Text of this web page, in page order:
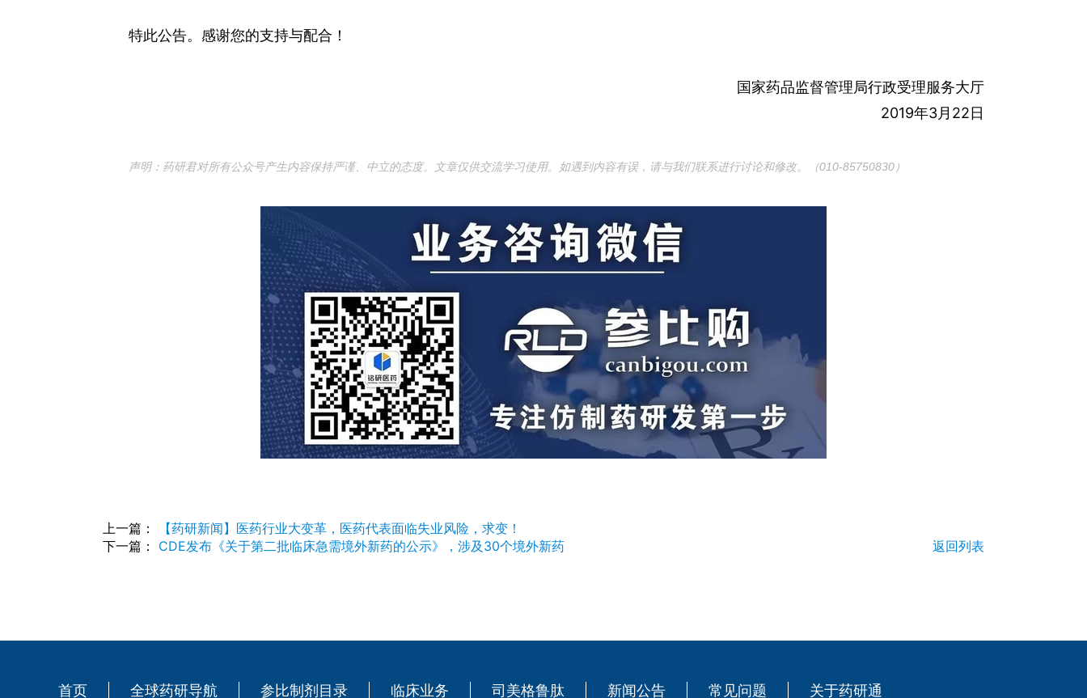
特此公告。感谢您的支持与配合！
国家药品监督管理局行政受理服务大厅
2019年3月22日
声明：药研君对所有公众号产生内容保持严谨、中立的态度。文章仅供交流学习使用。如遇到内容有误，请与我们联系进行讨论和修改。（010-85750830）
上一篇：
【药研新闻】医药行业大变革，医药代表面临失业风险，求变！
下一篇：
CDE发布《关于第二批临床急需境外新药的公示》，涉及30个境外新药 返回列表
首页 全球药研导航 参比制剂目录 临床业务 司美格鲁肽 新闻公告 常见问题 关于药研通